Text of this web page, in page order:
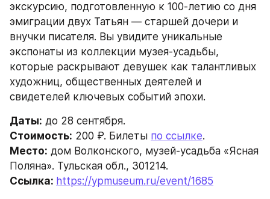
экскурсию, подготовленную к 100-летию со дня
эмиграции двух Татьян — старшей дочери и
внучки писателя. Вы увидите уникальные
экспонаты из коллекции музея-усадьбы,
которые раскрывают девушек как талантливых
художниц, общественных деятелей и
свидетелей ключевых событий эпохи.
Даты: до 28 сентября.
Стоимость: 200 ₽. Билеты по ссылке.
Место: дом Волконского, музей-усадьба «Ясная
Поляна». Тульская обл., 301214.
Ссылка: https://ypmuseum.ru/event/1685